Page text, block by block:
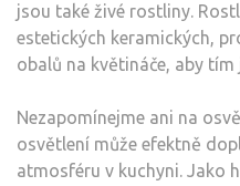
jsou také živé rostliny.
estetických keramických,
obalů na květináče, aby
Nezapomínejme ani na
osvětlení může efektně
atmosféru v kuchyni. Jako